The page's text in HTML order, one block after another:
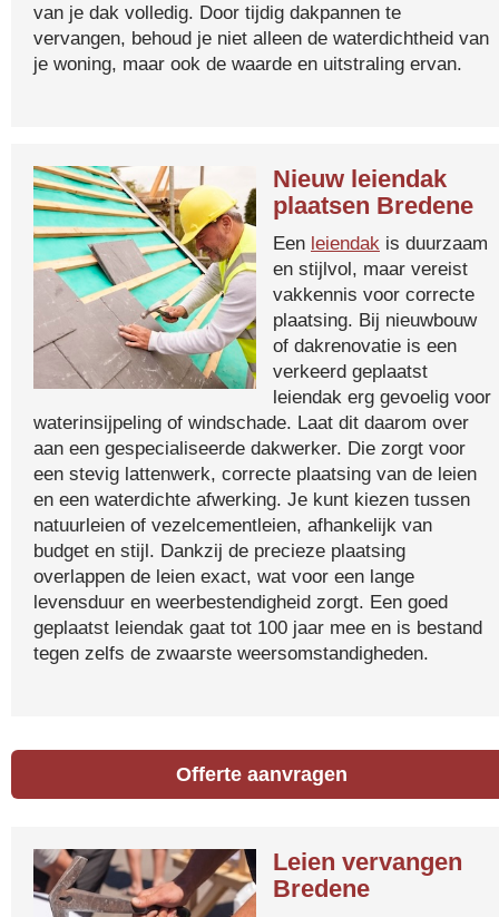
van je dak volledig. Door tijdig dakpannen te
vervangen, behoud je niet alleen de waterdichtheid van
je woning, maar ook de waarde en uitstraling ervan.
Nieuw leiendak
plaatsen Bredene
Een leiendak is duurzaam
en stijlvol, maar vereist
vakkennis voor correcte
plaatsing. Bij nieuwbouw
of dakrenovatie is een
verkeerd geplaatst
leiendak erg gevoelig voor
waterinsijpeling of windschade. Laat dit daarom over
aan een gespecialiseerde dakwerker. Die zorgt voor
een stevig lattenwerk, correcte plaatsing van de leien
en een waterdichte afwerking. Je kunt kiezen tussen
natuurleien of vezelcementleien, afhankelijk van
budget en stijl. Dankzij de precieze plaatsing
overlappen de leien exact, wat voor een lange
levensduur en weerbestendigheid zorgt. Een goed
geplaatst leiendak gaat tot 100 jaar mee en is bestand
tegen zelfs de zwaarste weersomstandigheden.
Offerte aanvragen
Leien vervangen
Bredene